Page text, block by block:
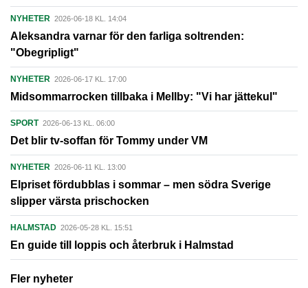
NYHETER 2026-06-18 KL. 14:04
Aleksandra varnar för den farliga soltrenden:
"Obegripligt"
NYHETER 2026-06-17 KL. 17:00
Midsommarrocken tillbaka i Mellby: "Vi har jättekul"
SPORT 2026-06-13 KL. 06:00
Det blir tv-soffan för Tommy under VM
NYHETER 2026-06-11 KL. 13:00
Elpriset fördubblas i sommar – men södra Sverige
slipper värsta prischocken
HALMSTAD 2026-05-28 KL. 15:51
En guide till loppis och återbruk i Halmstad
Fler nyheter